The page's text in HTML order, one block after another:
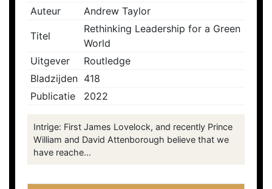
Auteur
Andrew Taylor
Titel
Rethinking Leadership for a Green
World
Uitgever
Routledge
Bladzijden 418
Publicatie
2022
Intrige: First James Lovelock, and recently Prince
William and David Attenborough believe that we
have reache...